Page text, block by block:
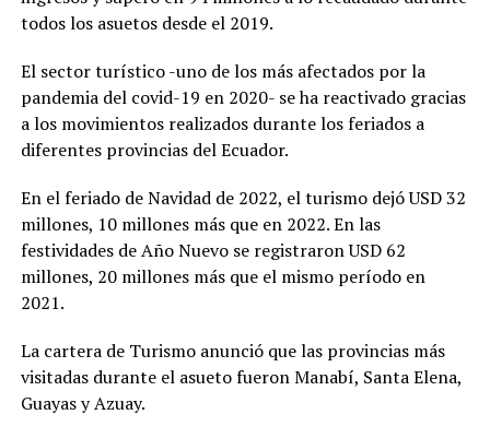
todos los asuetos desde el 2019.
El sector turístico -uno de los más afectados por la
pandemia del covid-19 en 2020- se ha reactivado gracias
a los movimientos realizados durante los feriados a
diferentes provincias del Ecuador.
En el feriado de Navidad de 2022, el turismo dejó USD 32
millones, 10 millones más que en 2022. En las
festividades de Año Nuevo se registraron USD 62
millones, 20 millones más que el mismo período en
2021.
La cartera de Turismo anunció que las provincias más
visitadas durante el asueto fueron Manabí, Santa Elena,
Guayas y Azuay.